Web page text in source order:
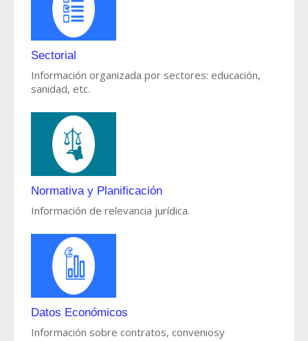
Sectorial
Información organizada por sectores: educación,
sanidad, etc.
Normativa y Planificación
Información de relevancia jurídica.
Datos Económicos
Información sobre contratos, conveniosy